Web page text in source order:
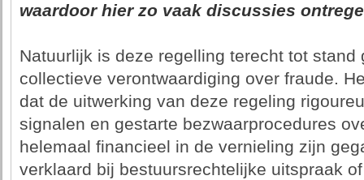
waardoor hier zo vaak discussies
Natuurlijk is deze regelling terecht tot
collectieve verontwaardiging over fraude.
dat de uitwerking van deze regeling
signalen en gestarte bezwaarprocedures
helemaal financieel in de vernieling zijn
verklaard bij bestuursrechtelijke uitspraak